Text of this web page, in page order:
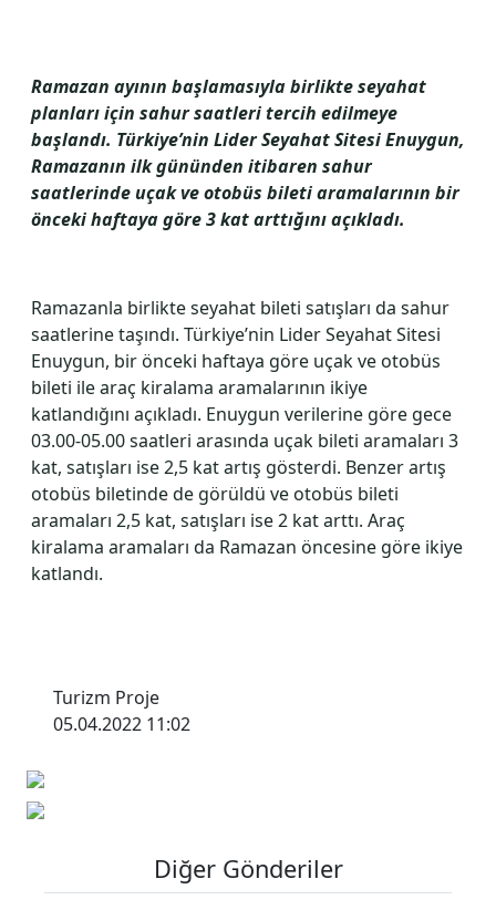
Ramazan ayının başlamasıyla birlikte seyahat
planları için sahur saatleri tercih edilmeye
başlandı. Türkiye’nin Lider Seyahat Sitesi Enuygun,
Ramazanın ilk gününden itibaren sahur
saatlerinde uçak ve otobüs bileti aramalarının bir
önceki haftaya göre 3 kat arttığını açıkladı.
Ramazanla birlikte seyahat bileti satışları da sahur
saatlerine taşındı. Türkiye’nin Lider Seyahat Sitesi
Enuygun, bir önceki haftaya göre uçak ve otobüs
bileti ile araç kiralama aramalarının ikiye
katlandığını açıkladı. Enuygun verilerine göre gece
03.00-05.00 saatleri arasında uçak bileti aramaları 3
kat, satışları ise 2,5 kat artış gösterdi. Benzer artış
otobüs biletinde de görüldü ve otobüs bileti
aramaları 2,5 kat, satışları ise 2 kat arttı. Araç
kiralama aramaları da Ramazan öncesine göre ikiye
katlandı.
Turizm Proje
05.04.2022 11:02
Diğer Gönderiler